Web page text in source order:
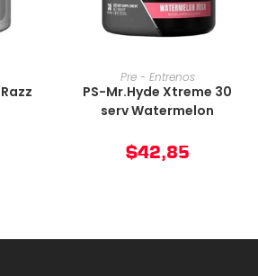
AÑADIR AL CARRITO
Pre - Entrenos
PS-Mr.Hyde Xtreme 30
serv Watermelon
$42,85